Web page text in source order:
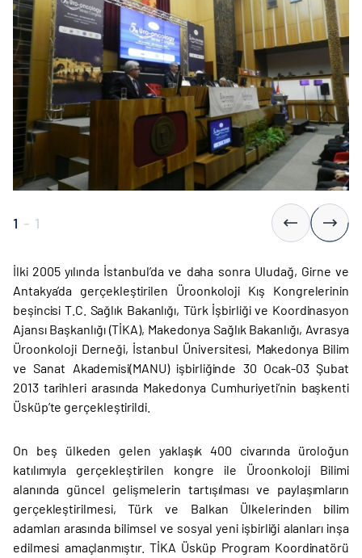
1 - 1
İlki 2005 yılında İstanbul’da ve daha sonra Uludağ, Girne ve
Antakya’da gerçekleştirilen Üroonkoloji Kış Kongrelerinin
beşincisi T.C. Sağlık Bakanlığı, Türk İşbirliği ve Koordinasyon
Ajansı Başkanlığı (TİKA), Makedonya Sağlık Bakanlığı, Avrasya
Üroonkoloji Derneği, İstanbul Üniversitesi, Makedonya Bilim
ve Sanat Akademisi(MANU) işbirliğinde 30 Ocak-03 Şubat
2013 tarihleri arasında Makedonya Cumhuriyeti’nin başkenti
Üsküp’te gerçekleştirildi.
On beş ülkeden gelen yaklaşık 400 civarında üroloğun
katılımıyla gerçekleştirilen kongre ile Üroonkoloji Bilimi
alanında güncel gelişmelerin tartışılması ve paylaşımların
gerçekleştirilmesi, Türk ve Balkan Ülkelerinden bilim
adamları arasında bilimsel ve sosyal yeni işbirliği alanları inşa
edilmesi amaçlanmıştır. TİKA Üsküp Program Koordinatörü